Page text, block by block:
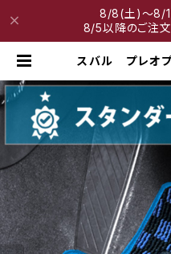
8/8(土)～8/
8/5以降のご注
スバル プレオ
ーマット スタ